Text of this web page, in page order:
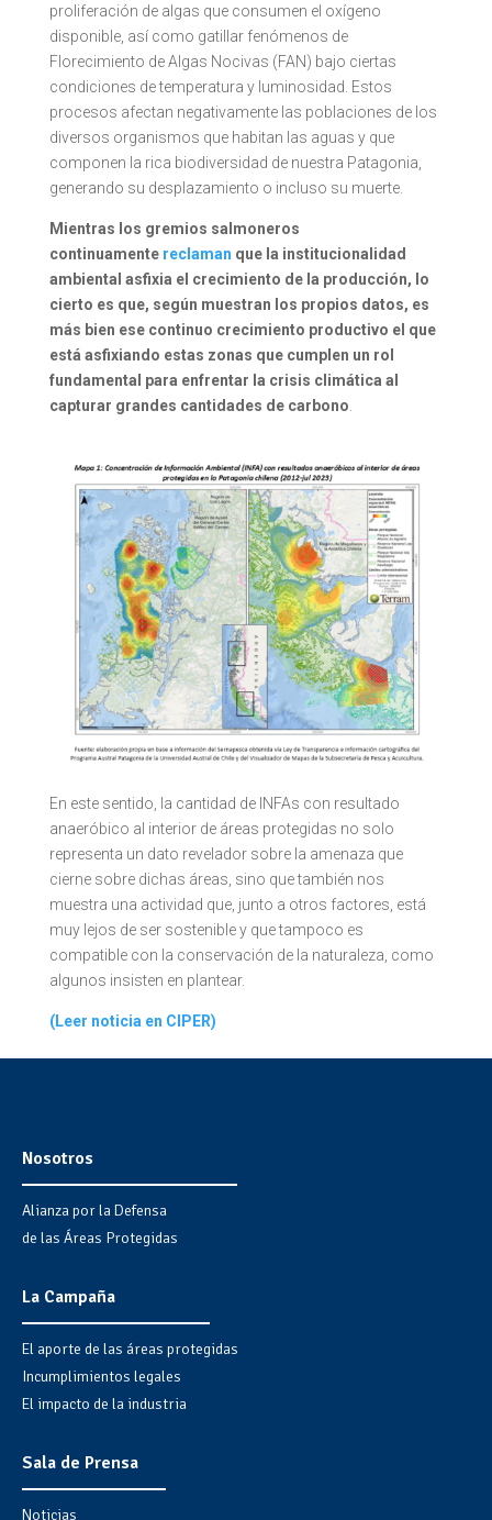
proliferación de algas que consumen el oxígeno
disponible, así como gatillar fenómenos de
Florecimiento de Algas Nocivas (FAN) bajo ciertas
condiciones de temperatura y luminosidad. Estos
procesos afectan negativamente las poblaciones de los
diversos organismos que habitan las aguas y que
componen la rica biodiversidad de nuestra Patagonia,
generando su desplazamiento o incluso su muerte.
Mientras los gremios salmoneros
continuamente reclaman que la institucionalidad
ambiental asfixia el crecimiento de la producción, lo
cierto es que, según muestran los propios datos, es
más bien ese continuo crecimiento productivo el que
está asfixiando estas zonas que cumplen un rol
fundamental para enfrentar la crisis climática al
capturar grandes cantidades de carbono
En este sentido, la cantidad de INFAs con resultado
anaeróbico al interior de áreas protegidas no solo
representa un dato revelador sobre la amenaza que
cierne sobre dichas áreas, sino que también nos
muestra una actividad que, junto a otros factores, está
muy lejos de ser sostenible y que tampoco es
compatible con la conservación de la naturaleza, como
algunos insisten en plantear.
(Leer noticia en CIPER)
Nosotros
Alianza por la Defensa
de las Áreas Protegidas
La Campaña
El aporte de las áreas protegidas
Incumplimientos legales
El impacto de la industria
Sala de Prensa
Noticias